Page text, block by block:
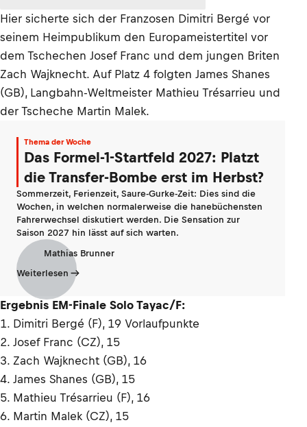
Hier sicherte sich der Franzosen Dimitri Bergé vor
seinem Heimpublikum den Europameistertitel vor
dem Tschechen Josef Franc und dem jungen Briten
Zach Wajknecht. Auf Platz 4 folgten James Shanes
(GB), Langbahn-Weltmeister Mathieu Trésarrieu und
der Tscheche Martin Malek.
Thema der Woche
Das Formel-1-Startfeld 2027: Platzt
die Transfer-Bombe erst im Herbst?
Sommerzeit, Ferienzeit, Saure-Gurke-Zeit: Dies sind die
Wochen, in welchen normalerweise die hanebüchensten
Fahrerwechsel diskutiert werden. Die Sensation zur
Saison 2027 hin lässt auf sich warten.
Mathias Brunner
Weiterlesen
Ergebnis EM-Finale Solo Tayac/F:
1. Dimitri Bergé (F), 19 Vorlaufpunkte
2. Josef Franc (CZ), 15
3. Zach Wajknecht (GB), 16
4. James Shanes (GB), 15
5. Mathieu Trésarrieu (F), 16
6. Martin Malek (CZ), 15